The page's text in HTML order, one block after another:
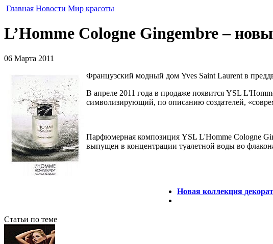
Главная Новости Мир красоты
L’Homme Cologne Gingembre –
06 Марта 2011
Французский модный дом Yves Saint Laurent в
В апреле 2011 года в продаже появится YSL
символизирующий, по описанию создателей,
Парфюмерная композиция YSL L'Homme Cologne
выпущен в концентрации туалетной воды во
Новая коллекция
Статьи по теме